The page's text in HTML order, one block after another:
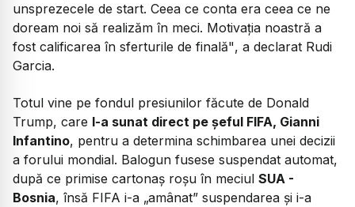
unsprezecele de start. Ceea ce conta era ceea ce ne
doream noi să realizăm în meci. Motivaţia noastră a
fost calificarea în sferturile de finală", a declarat Rudi
Garcia.
Totul vine pe fondul presiunilor făcute de Donald
Trump, care l-a sunat direct pe șeful FIFA, Gianni
Infantino, pentru a determina schimbarea unei decizii
a forului mondial. Balogun fusese suspendat automat,
după ce primise cartonaș roșu în meciul SUA -
Bosnia, însă FIFA i-a „amânat” suspendarea și i-a